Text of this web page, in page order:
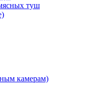
туш
камерам)